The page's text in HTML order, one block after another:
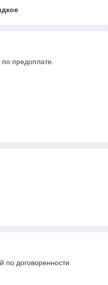
по предоплате.
по договоренности